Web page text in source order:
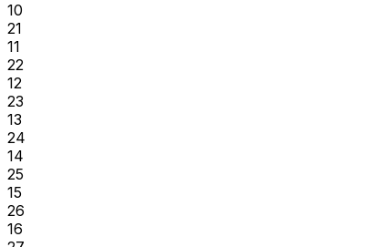
10
21
11
22
12
23
13
24
14
25
15
26
16